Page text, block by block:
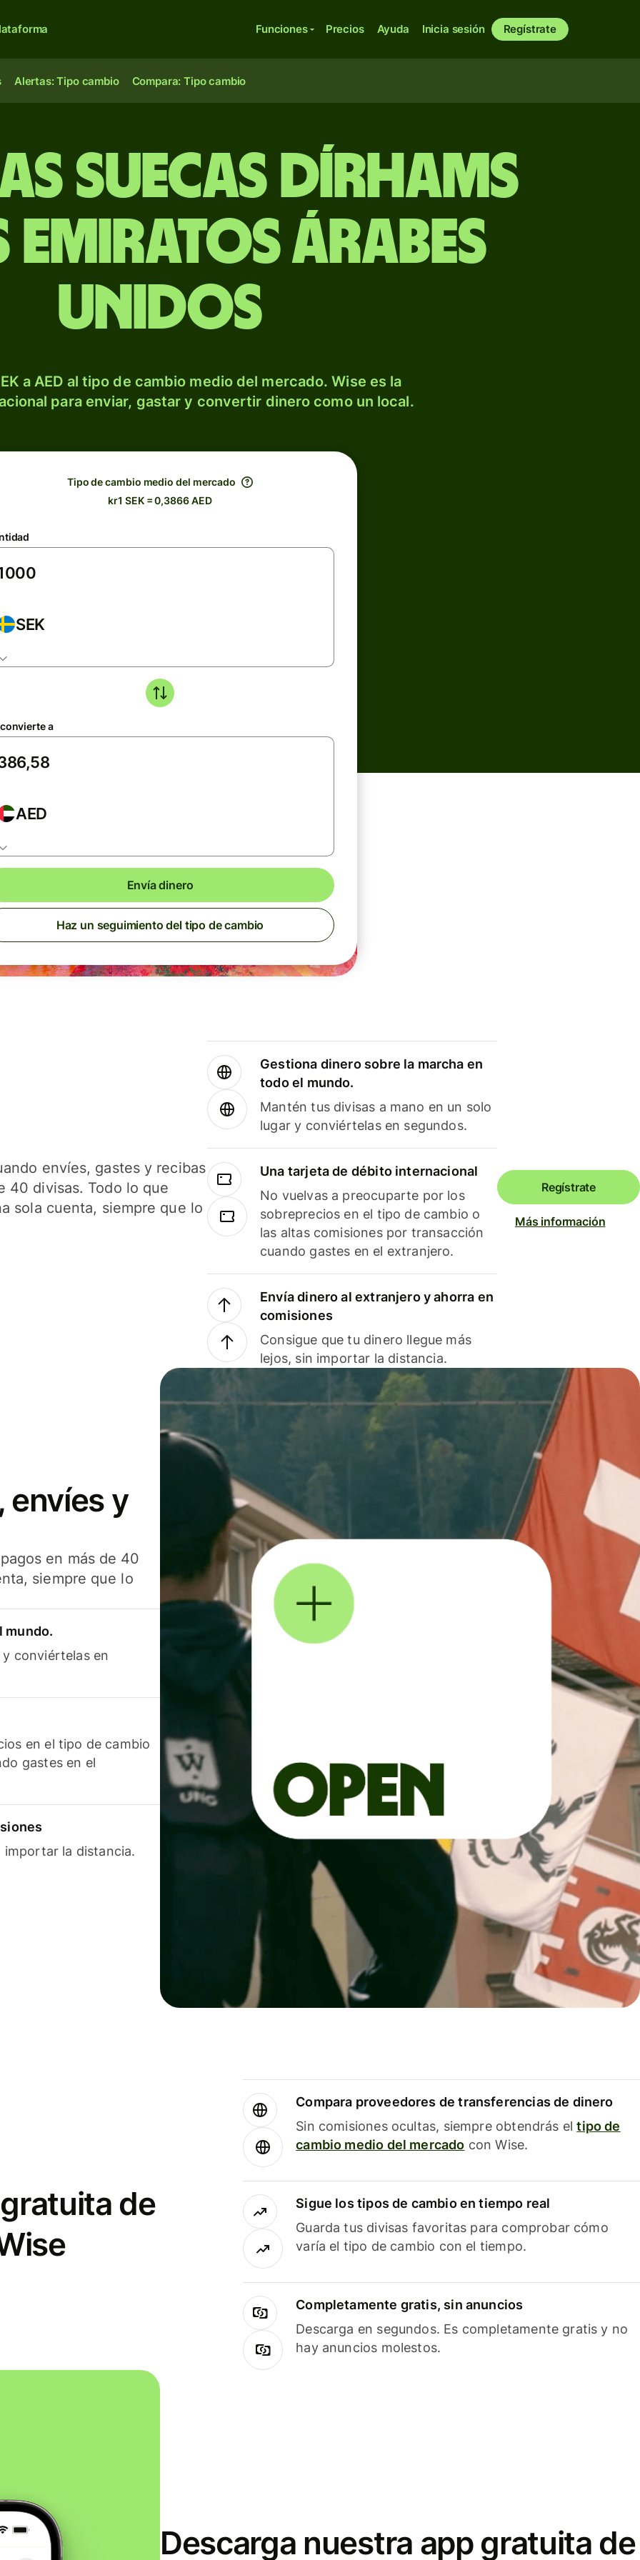
Funciones Precios Ayuda Inicia sesión Regístrate
Alertas: Tipo cambio Compara: Tipo cambio
suecas dírhams
Emiratos Árabes
Unidos
a AED al tipo de cambio medio del mercado. Wise es la
para enviar, gastar y convertir dinero como un local.
Tipo de cambio medio del mercado
kr1 SEK = 0,3866 AED
SEK
a
AED
Envía dinero
Haz un seguimiento del tipo de cambio
envíes, gastes y recibas
40 divisas. Todo lo que
sola cuenta, siempre que lo
Gestiona dinero sobre la marcha en
todo el mundo.
Mantén tus divisas a mano en un solo
lugar y conviértelas en segundos.
Una tarjeta de débito internacional
No vuelvas a preocuparte por los
sobreprecios en el tipo de cambio o
las altas comisiones por transacción
cuando gastes en el extranjero.
Envía dinero al extranjero y ahorra en
comisiones
Consigue que tu dinero llegue más
lejos, sin importar la distancia.
Regístrate
Más información
envíes y
en más de 40
siempre que lo
mundo.
conviértelas en
en el tipo de cambio
gastes en el
importar la distancia.
de
Compara proveedores de transferencias de dinero
Sin comisiones ocultas, siempre obtendrás eltipo de
cambio medio del mercado con Wise.
Sigue los tipos de cambio en tiempo real
Guarda tus divisas favoritas para comprobar cómo
varía el tipo de cambio con el tiempo.
Completamente gratis, sin anuncios
Descarga en segundos. Es completamente gratis y no
hay anuncios molestos.
Descarga nuestra app gratuita de